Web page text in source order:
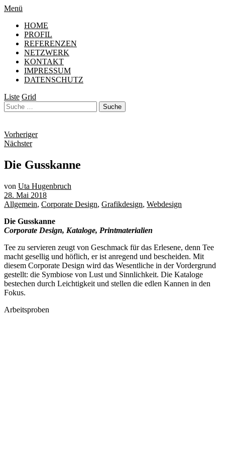
Menü
HOME
PROFIL
REFERENZEN
NETZWERK
KONTAKT
IMPRESSUM
DATENSCHUTZ
Liste Grid
Vorheriger
Nächster
Die Gusskanne
von Uta Hugenbruch
28. Mai 2018
Allgemein, Corporate Design, Grafikdesign, Webdesign
Die Gusskanne
Corporate Design, Kataloge, Printmaterialien
Tee zu servieren zeugt von Geschmack für das Erlesene, denn Tee
macht gesellig und höflich, er ist anregend und bescheiden. Mit
diesem Corporate Design wird das Wesentliche in der Vordergrund
gestellt: die Symbiose von Lust und Sinnlichkeit. Die Kataloge
bestechen durch Leichtigkeit und stellen die edlen Kannen in den
Fokus.
Arbeitsproben